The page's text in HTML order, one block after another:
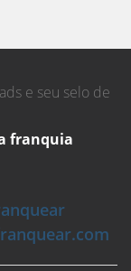
e seu selo de
franquia